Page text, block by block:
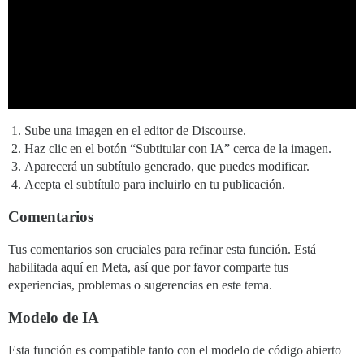
Sube una imagen en el editor de Discourse.
Haz clic en el botón “Subtitular con IA” cerca de la imagen.
Aparecerá un subtítulo generado, que puedes modificar.
Acepta el subtítulo para incluirlo en tu publicación.
Comentarios
Tus comentarios son cruciales para refinar esta función. Está
habilitada aquí en Meta, así que por favor comparte tus
experiencias, problemas o sugerencias en este tema.
Modelo de IA
Esta función es compatible tanto con el modelo de código abierto